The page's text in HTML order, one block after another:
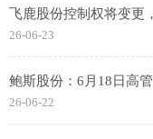
飞鹿股份控制权将变更
26-06-23
鲍斯股份：6月18日高
26-06-22